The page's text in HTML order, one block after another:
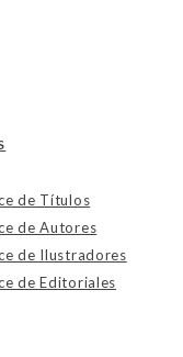
de Títulos
de Autores
de Ilustradores
de Editoriales